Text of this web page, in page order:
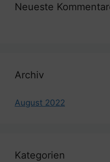
Neueste
Archiv
August 2022
Kategorien